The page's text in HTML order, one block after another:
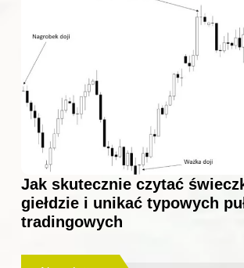
Jak skutecznie czytać
giełdzie i unikać typowych
tradingowych